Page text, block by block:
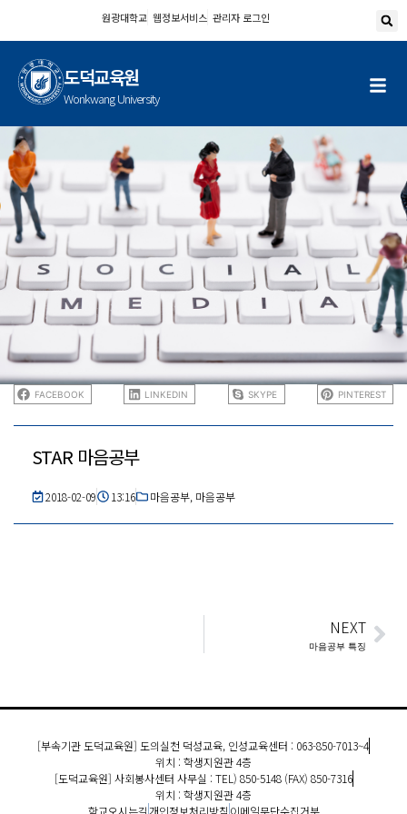
기
원광대학교 웹정보서비스 관리자 로그인
도덕교육원
Wonkwang University
FACEBOOK LINKEDIN SKYPE PINTEREST
STAR 마음공부
2018-02-09 13:16 마음공부, 마음공부
NEXT
마음공부 특징
[부속기관 도덕교육원] 도의실천 덕성교육, 인성교육센터 : 063-850-7013~4
위치 : 학생지원관 4층
[도덕교육원] 사회봉사센터 사무실 : TEL) 850-5148 (FAX) 850-7316
위치 : 학생지원관 4층